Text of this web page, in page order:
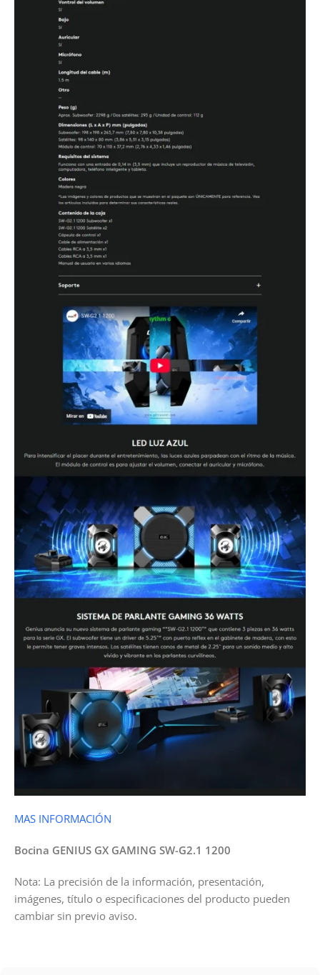
MAS INFORMACIÓN
Bocina GENIUS GX GAMING SW-G2.1 1200
Nota: La precisión de la información, presentación,
imágenes, título o especificaciones del producto pueden
cambiar sin previo aviso.